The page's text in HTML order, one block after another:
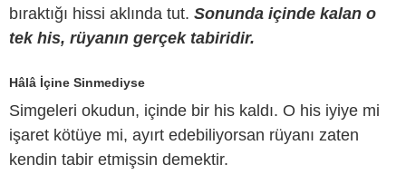
bıraktığı hissi aklında tut. Sonunda içinde kalan o
tek his, rüyanın gerçek tabiridir.
Hâlâ İçine Sinmediyse
Simgeleri okudun, içinde bir his kaldı. O his iyiye mi
işaret kötüye mi, ayırt edebiliyorsan rüyanı zaten
kendin tabir etmişsin demektir.